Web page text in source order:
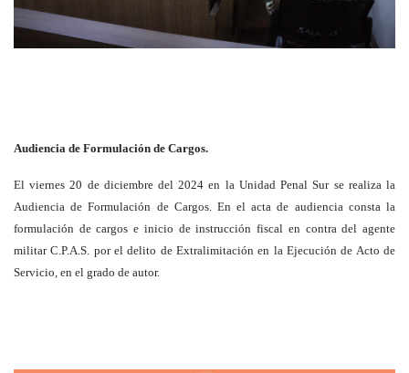
Audiencia de Formulación de Cargos.
El viernes 20 de diciembre del 2024 en la Unidad Penal Sur se realiza la
Audiencia de Formulación de Cargos. En el acta de audiencia consta la
formulación de cargos e inicio de instrucción fiscal en contra del agente
militar C.P.A.S. por el delito de Extralimitación en la Ejecución de Acto de
Servicio, en el grado de autor.